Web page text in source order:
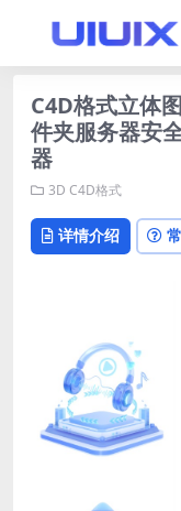
C4D格式立体
件夹服务器安
器
3D C4D格式
详情介绍